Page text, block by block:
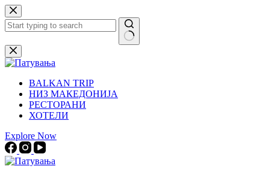
Skip
to
content
No
results
BALKAN TRIP
НИЗ МАКЕДОНИЈА
РЕСТОРАНИ
ХОТЕЛИ
Explore Now